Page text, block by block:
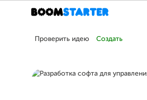
Проверить идею Создать